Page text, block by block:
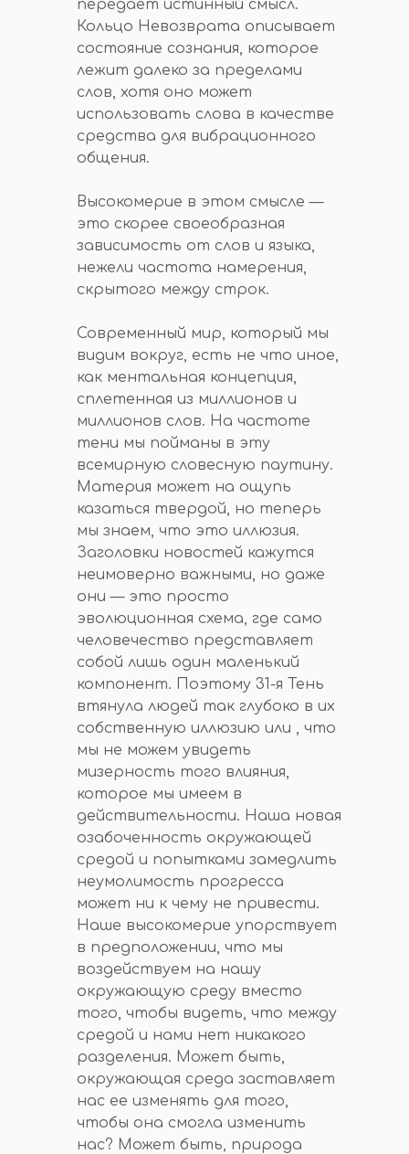
передает истинный смысл.
Кольцо Невозврата описывает
состояние сознания, которое
лежит далеко за пределами
слов, хотя оно может
использовать слова в качестве
средства для вибрационного
общения.
Высокомерие в этом смысле —
это скорее своеобразная
зависимость от слов и языка,
нежели частота намерения,
скрытого между строк.
Современный мир, который мы
видим вокруг, есть не что иное,
как ментальная концепция,
сплетенная из миллионов и
миллионов слов. На частоте
тени мы пойманы в эту
всемирную словесную паутину.
Материя может на ощупь
казаться твердой, но теперь
мы знаем, что это иллюзия.
Заголовки новостей кажутся
неимоверно важными, но даже
они — это просто
эволюционная схема, где само
человечество представляет
собой лишь один маленький
компонент. Поэтому 31-я Тень
втянула людей так глубоко в их
собственную иллюзию или , что
мы не можем увидеть
мизерность того влияния,
которое мы имеем в
действительности. Наша новая
озабоченность окружающей
средой и попытками замедлить
неумолимость прогресса
может ни к чему не привести.
Наше высокомерие упорствует
в предположении, что мы
воздействуем на нашу
окружающую среду вместо
того, чтобы видеть, что между
средой и нами нет никакого
разделения. Может быть,
окружающая среда заставляет
нас ее изменять для того,
чтобы она смогла изменить
нас? Может быть, природа